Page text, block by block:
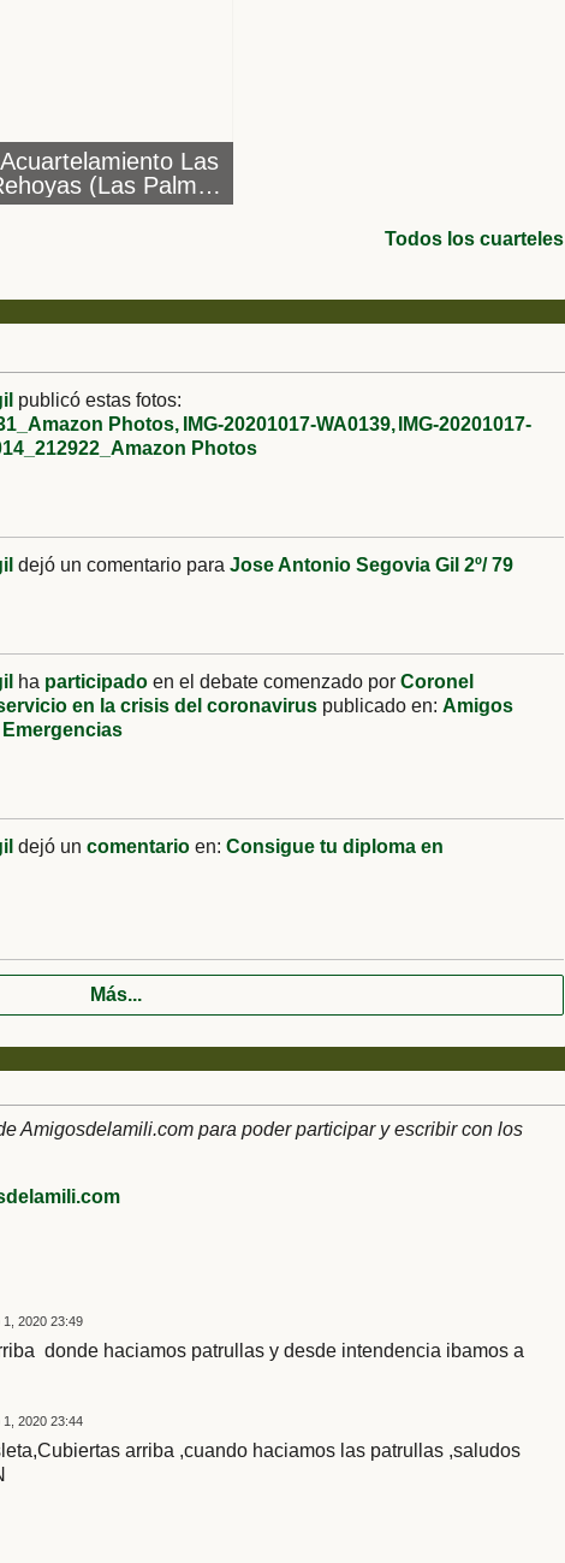
Acuartelamiento Las
(Las Palmas)
Policia Militar,
Todos los cuarteles
publicó estas fotos:
Photos
IMG-20201017-WA0139
IMG-20201017-
Photos
dejó un comentario para Jose Antonio Segovia Gil 2º/ 79
ha participado en el debate comenzado por Coronel
en la crisis del coronavirus publicado en: Amigos
dejó un comentario en: Consigue tu diploma en
Más...
Amigosdelamili.com para poder participar y escribir con los
1, 2020 23:49
donde haciamos patrullas y desde intendencia ibamos a
1, 2020 23:44
arriba ,cuando haciamos las patrullas ,saludos